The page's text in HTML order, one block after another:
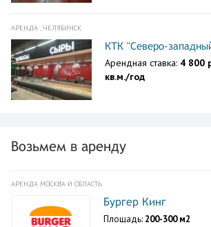
АРЕНДА , ЧЕЛЯБИНСК
КТК "Северо-
Арендная ставка: 4 800
кв.м./год
Возьмем в аренду
АРЕНДА МОСКВА И ОБЛАСТЬ
Бургер Кинг
Площадь: 200-300 м2